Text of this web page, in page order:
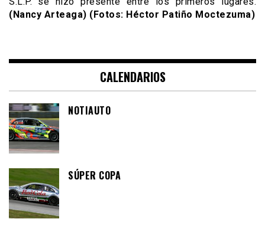
(Nancy Arteaga) (Fotos: Héctor Patiño Moctezuma)
CALENDARIOS
NOTIAUTO
SÚPER COPA